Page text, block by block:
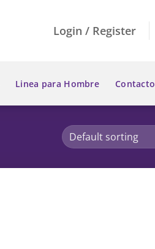
Login / Register
Linea para Hombre Contacto